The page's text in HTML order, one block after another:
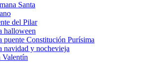
Santa
del Pilar
halloween
puente Constitución Purísima
navidad y nochevieja
Valentín